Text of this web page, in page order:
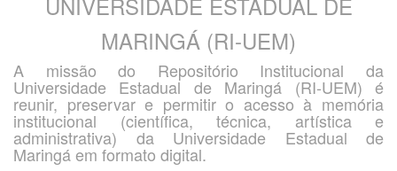
MARINGÁ (RI-UEM)
A missão do Repositório Institucional da
Universidade Estadual de Maringá (RI-UEM) é
reunir, preservar e permitir o acesso à memória
institucional (científica, técnica, artística e
administrativa) da Universidade Estadual de
Maringá em formato digital.